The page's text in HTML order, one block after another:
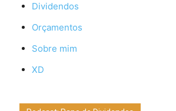
Dividendos
Orçamentos
Sobre mim
XD